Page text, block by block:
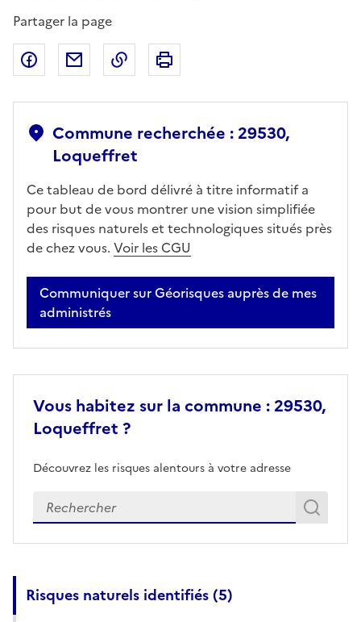
Partager la page
Partager sur Facebook
Partager par emailCopier dans le presse-papier
Commune recherchée : 29530,
Loqueffret
Ce tableau de bord délivré à titre informatif a
pour but de vous montrer une vision simplifiée
des risques naturels et technologiques situés près
de chez vous. Voir les CGU
Communiquer sur Géorisques auprès de mes
administrés
Vous habitez sur la commune : 29530,
Loqueffret ?
Découvrez les risques alentours à votre adresse
Veuillez renseigner votre adresse exacte
Risques naturels identifiés (5)